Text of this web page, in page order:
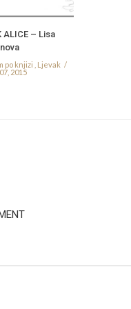
ALICE – Lisa
po knjizi
Ljevak
2015